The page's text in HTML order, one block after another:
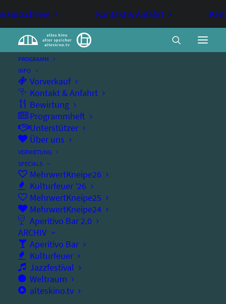
Gutscheine Kontakt & Anfahrt
PROGRAMM
INFO
Vorverkauf
Kontakt & Anfahrt
Bewirtung
Programmheft
Unterstützer
Über uns
VERMIETUNG
SPECIALS
MehrwertKneipe26
Kulturfeuer ’26
MehrwertKneipe25
MehrwertKneipe24
Aperitivo Bar 2.0
ARCHIV
Aperitivo Bar
Kulturfeuer
Jazzfestival
Weltraum
alteskino.tv
The Ordinaries
MITTWOCHSKINO
Eine überraschende Parabel: der originellste
deutsche Film des Jahres
Mittwoch, 01.11.2023
Ort:
Dauer: